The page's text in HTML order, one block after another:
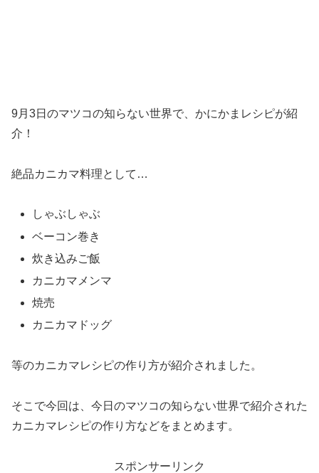
9月3日のマツコの知らない世界で、かにかまレシピが紹
介！
絶品カニカマ料理として…
しゃぶしゃぶ
ベーコン巻き
炊き込みご飯
カニカマメンマ
焼売
カニカマドッグ
等のカニカマレシピの作り方が紹介されました。
そこで今回は、今日のマツコの知らない世界で紹介された
カニカマレシピの作り方などをまとめます。
スポンサーリンク